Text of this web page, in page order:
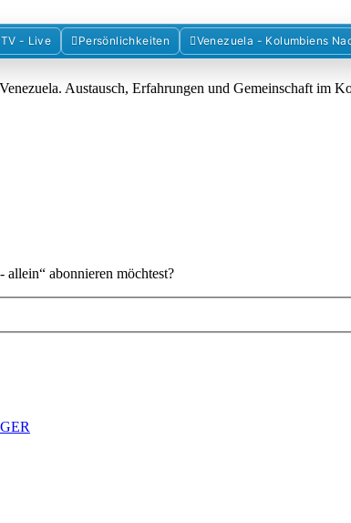
der Freunde Kolumbiens
Austausch, Erfahrungen und Gemeinschaft im
TV - Live Persönlichkeiten Venezuela - Kolumbiens
abonnieren möchtest?